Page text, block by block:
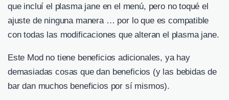
que incluí el plasma jane en el menú, pero no toqué el
ajuste de ninguna manera … por lo que es compatible
con todas las modificaciones que alteran el plasma jane.
Este Mod no tiene beneficios adicionales, ya hay
demasiadas cosas que dan beneficios (y las bebidas de
bar dan muchos beneficios por sí mismos).